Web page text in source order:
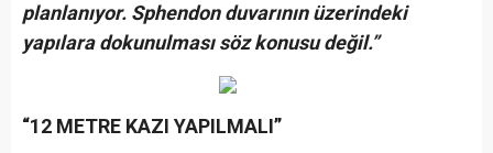
planlanıyor. Sphendon duvarının üzerindeki
yapılara dokunulması söz konusu değil.”
“12 METRE KAZI YAPILMALI”